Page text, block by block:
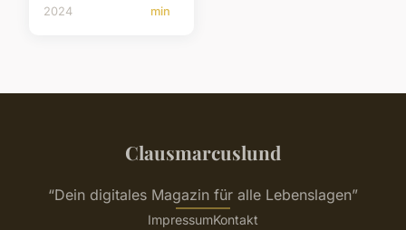
2024
min
Clausmarcuslund
“Dein digitales Magazin für alle Lebenslagen”
ImpressumKontakt